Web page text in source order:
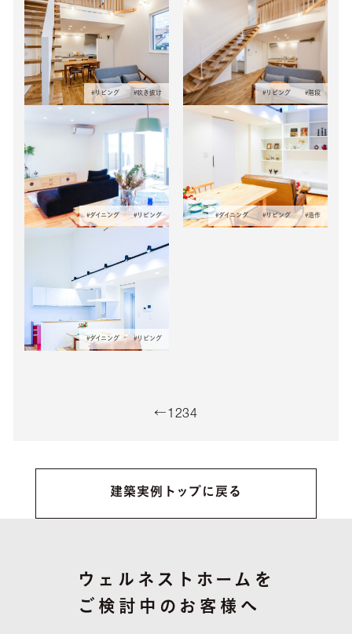
#リビング #吹き抜け #リビング #階段
#ダイニング #リビング #ダイニング #リビング #造作
#ダイニング # リビング
← 1 234
建築実例トップに戻る
ウェルネストホームを
ご検討中のお客様へ